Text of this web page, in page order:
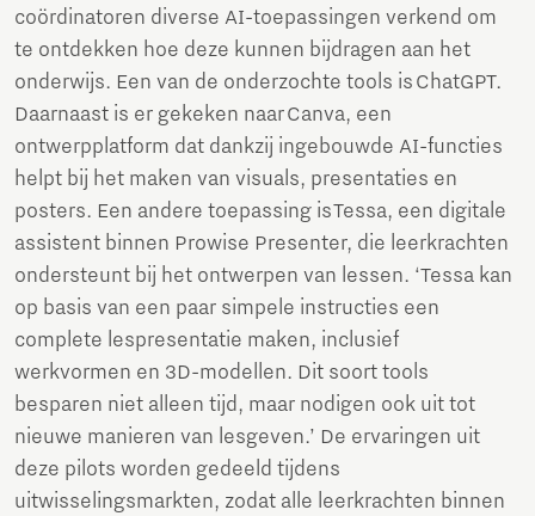
coördinatoren diverse AI-toepassingen verkend om
te ontdekken hoe deze kunnen bijdragen aan het
onderwijs. Een van de onderzochte tools is ChatGPT.
Daarnaast is er gekeken naar Canva, een
ontwerpplatform dat dankzij ingebouwde AI-functies
helpt bij het maken van visuals, presentaties en
posters. Een andere toepassing is Tessa, een digitale
assistent binnen Prowise Presenter, die leerkrachten
ondersteunt bij het ontwerpen van lessen. ‘Tessa kan
op basis van een paar simpele instructies een
complete lespresentatie maken, inclusief
werkvormen en 3D-modellen. Dit soort tools
besparen niet alleen tijd, maar nodigen ook uit tot
nieuwe manieren van lesgeven.’ De ervaringen uit
deze pilots worden gedeeld tijdens
uitwisselingsmarkten, zodat alle leerkrachten binnen